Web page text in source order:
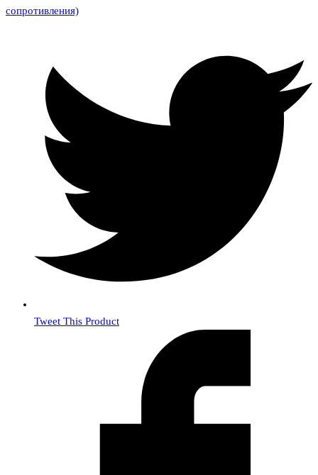
сопротивления)
Tweet This Product